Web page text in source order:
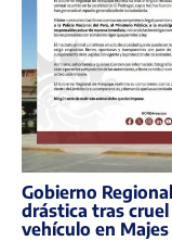
Gobierno
drástica tras
vehículo en Majes